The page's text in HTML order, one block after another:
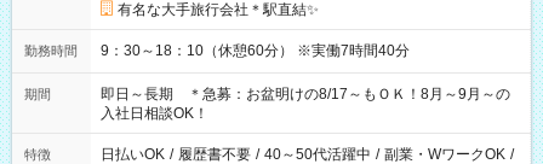
有名な大手旅行会社＊駅直結✨
勤務時間 9：30～18：10（休憩60分） ※実働7時間40分
期間
即日～長期 ＊急募：お盆明けの8/17～もＯＫ！8月～9月～の
入社日相談OK！
特徴 日払いOK / 履歴書不要 / 40～50代活躍中 / 副業・WワークOK /